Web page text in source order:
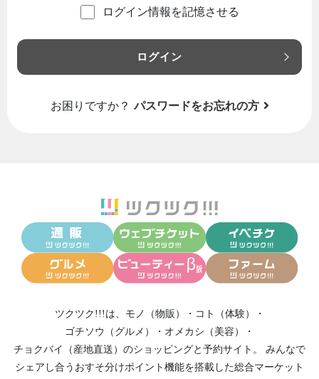
ログイン情報を記憶させる
ログイン
お困りですか？ パスワードをお忘れの方
ツクツク!!!は、 モノ（物販） ・ コト（体験）
・
ゴチソウ（グルメ）
・ オメカシ（美容）
・
チョクバイ（産地直送） のショッピングと予約サイト。
みんなで
シェアし合う おすそ分けポイント機能を搭載した総合マーケット